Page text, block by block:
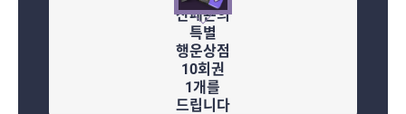
산페욘의
특별
행운상점
10회권
1개를
드립니다